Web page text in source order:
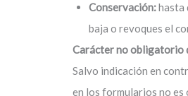
Conservación:hasta
baja o revoques el
Carácter no obligatorio
Salvo indicación en
en los formularios no